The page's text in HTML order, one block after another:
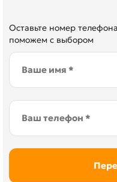
Оставьте номер
поможем с выбором